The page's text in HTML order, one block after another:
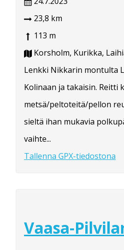
23,8 km
113 m
Korsholm, Kurikka,
Lenkki Nikkarin montulta
Kolinaan ja takaisin. Reitti
metsä/peltoteitä/pellon
sieltä ihan mukavia
vaihte...
Tallenna GPX-tiedostona
Vaasa-